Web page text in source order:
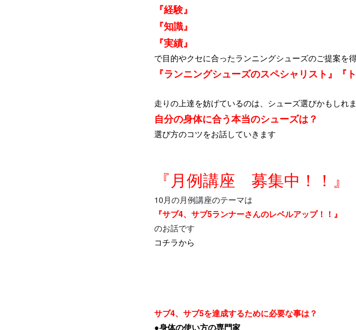
『経験』
『知識』
『実績』
で目的やクセに合ったランニングシューズのご提案を
『ランニングシューズのスペシャリスト』『
走りの上達を妨げているのは、シューズ選びかもしれ
自分の身体に合う本当のシューズは？
選び方のコツをお話していきます
『月例講座 募集中！！』
10月の月例講座のテーマは
『サブ4、サブ5ランナーさんのレベルアップ！！』
のお話です
コチラから
サブ4、サブ5を達成するために必要な事は？
●身体の使い方の専門家